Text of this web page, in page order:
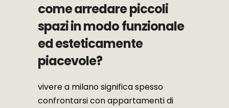
come arredare piccoli
spazi in modo funzionale
ed esteticamente
piacevole?
vivere a milano significa spesso
confrontarsi con appartamenti di